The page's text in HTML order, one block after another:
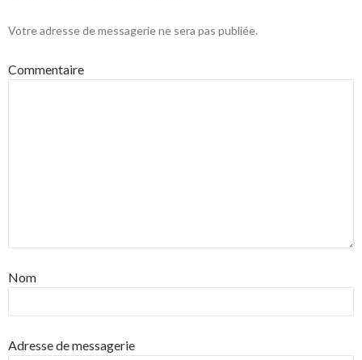
Votre adresse de messagerie ne sera pas publiée.
Commentaire
Nom
Adresse de messagerie